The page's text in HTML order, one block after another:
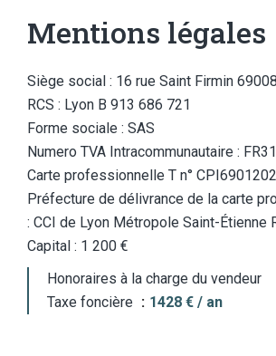
Mentions légales
Siège social : 16 rue Saint Firmin
RCS : Lyon B 913 686 721
Forme sociale : SAS
Numero TVA Intracommunautaire :
Carte professionnelle T n°
Préfecture de délivrance de la carte
: CCI de Lyon Métropole Saint-Étienne
Capital : 1 200 €
Honoraires à la charge du vendeur
Taxe foncière
1428 € / an